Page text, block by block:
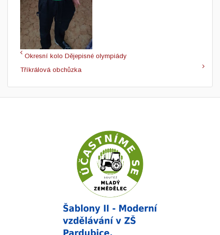
Okresní kolo Dějepisné olympiády
Tříkrálová obchůzka